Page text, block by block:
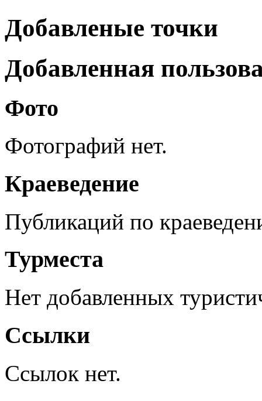
Добавленые точки
Добавленная
Фото
Фотографий нет.
Краеведение
Публикаций по
Турместа
Нет добавленных
Ссылки
Ссылок нет.